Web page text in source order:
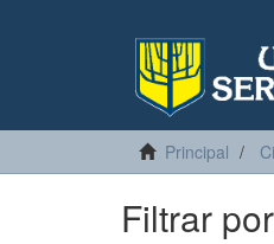
Principal
Filtrar